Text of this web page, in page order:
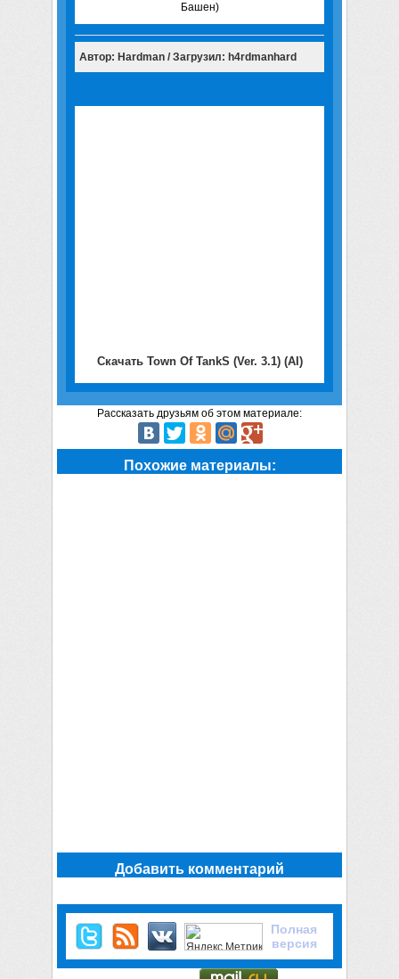
Башен)
Автор: Hardman / Загрузил: h4rdmanhard
Скачать Town Of TankS (Ver. 3.1) (AI)
Рассказать друзьям об этом материале:
Похожие материалы:
Добавить комментарий
Полная
версия